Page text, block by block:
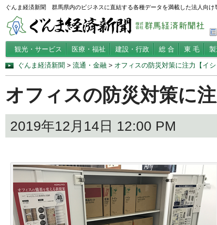
ぐんま経済新聞 群馬県内のビジネスに直結する各種データを満載した法人向け
観光・サービス 医療・福祉 建設・行政 総 合 東 毛
ぐんま経済新聞 > 流通・金融 > オフィスの防災対策に注力【イ
オフィスの防災対策に
2019年12月14日 12:00 PM